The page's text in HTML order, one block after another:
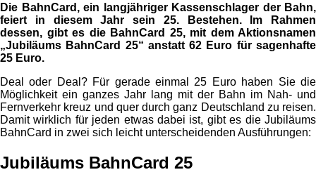
Die BahnCard, ein langjähriger Kassenschlager der Bahn,
feiert in diesem Jahr sein 25. Bestehen. Im Rahmen
dessen, gibt es die BahnCard 25, mit dem Aktionsnamen
„Jubiläums BahnCard 25“ anstatt 62 Euro für sagenhafte
25 Euro.
Deal oder Deal? Für gerade einmal 25 Euro haben Sie die
Möglichkeit ein ganzes Jahr lang mit der Bahn im Nah- und
Fernverkehr kreuz und quer durch ganz Deutschland zu reisen.
Damit wirklich für jeden etwas dabei ist, gibt es die Jubiläums
BahnCard in zwei sich leicht unterscheidenden Ausführungen:
Jubiläums BahnCard 25